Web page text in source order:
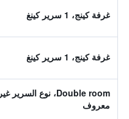
غرفة كينج، 1 سرير كينغ
غرفة كينج، 1 سرير كينغ
Double room، نوع السرير غير
معروف